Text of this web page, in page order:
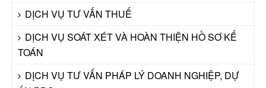
DỊCH VỤ TƯ VẤN THUẾ
DỊCH VỤ SOÁT XÉT VÀ HOÀN THIỆN HỒ SƠ KẾ
TOÁN
DỊCH VỤ TƯ VẤN PHÁP LÝ DOANH NGHIỆP, DỰ